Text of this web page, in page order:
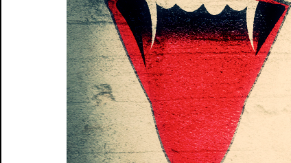
r
a
m
e
r
o
o
k
n
g
e
r
i
n
k
F
r
i
e
n
d
l
y